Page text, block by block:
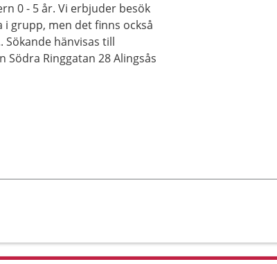
0 - 5 år. Vi erbjuder besök
grupp, men det finns också
hänvisas till
Ringgatan 28 Alingsås